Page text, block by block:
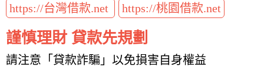
https://台灣借款.net
https://桃園借款.net
謹慎理財 貸款先規劃
請注意「貸款詐騙」以免損害自身權益